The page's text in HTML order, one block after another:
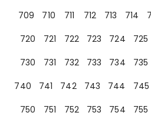
709
710 711 712 713 714
720
721 722 723 724 725
730
731 732 733 734 735
740
741 742 743 744 745
750
751 752 753 754 755